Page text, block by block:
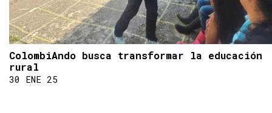
ColombiAndo busca transformar la educación
rural
30 ENE 25